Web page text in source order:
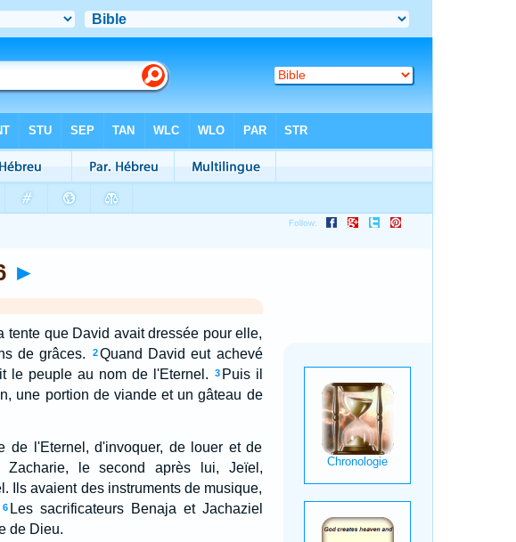
►
que David avait dressée pour elle,
de grâces.
2 Quand David eut achevé
le peuple au nom de l'Eternel.
3 Puis il
une portion de viande et un gâteau de
de l'Eternel, d'invoquer, de louer et de
Zacharie, le second après lui, Jeïel,
Ils avaient des instruments de musique,
6 Les sacrificateurs Benaja et Jachaziel
de Dieu.